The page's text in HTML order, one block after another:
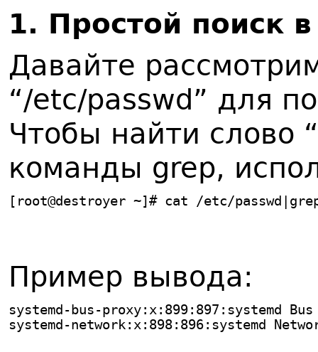
1. Простой поиск
Давайте
“/etc/passwd” для
Чтобы найти слово
команды grep,
[root@destroyer ~]# cat /etc/
Пример вывода:
systemd-bus-proxy:x:899:897:systemd
systemd-network:x:898:896:systemd